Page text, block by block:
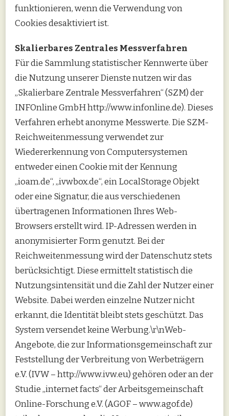
funktionieren, wenn die Verwendung von
Cookies desaktiviert ist.
Skalierbares Zentrales Messverfahren
Für die Sammlung statistischer Kennwerte über
die Nutzung unserer Dienste nutzen wir das
„Skalierbare Zentrale Messverfahren“ (SZM) der
INFOnline GmbH http://www.infonline.de). Dieses
Verfahren erhebt anonyme Messwerte. Die SZM-
Reichweitenmessung verwendet zur
Wiedererkennung von Computersystemen
entweder einen Cookie mit der Kennung
„ioam.de“, „ivwbox.de“, ein LocalStorage Objekt
oder eine Signatur, die aus verschiedenen
übertragenen Informationen Ihres Web-
Browsers erstellt wird. IP-Adressen werden in
anonymisierter Form genutzt. Bei der
Reichweitenmessung wird der Datenschutz stets
berücksichtigt. Diese ermittelt statistisch die
Nutzungsintensität und die Zahl der Nutzer einer
Website. Dabei werden einzelne Nutzer nicht
erkannt, die Identität bleibt stets geschützt. Das
System versendet keine Werbung.\r\nWeb-
Angebote, die zur Informationsgemeinschaft zur
Feststellung der Verbreitung von Werbeträgern
e.V. (IVW – http://www.ivw.eu) gehören oder an der
Studie „internet facts“ der Arbeitsgemeinschaft
Online-Forschung e.V. (AGOF – www.agof.de)